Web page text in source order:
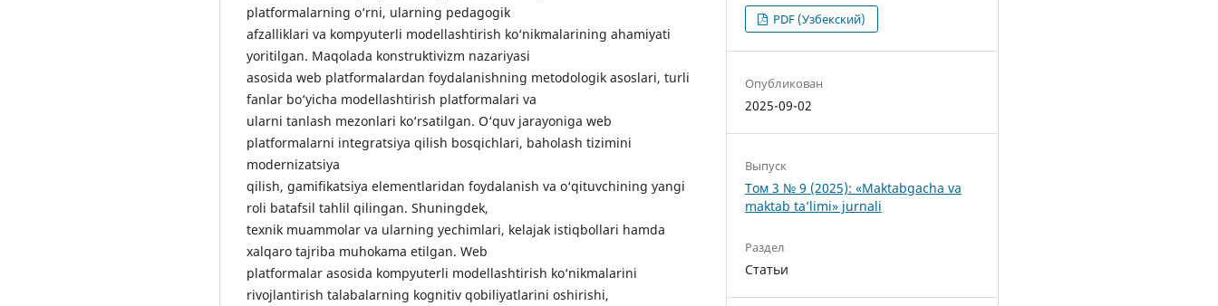
platformalarning o‘rni, ularning pedagogik
afzalliklari va kompyuterli modellashtirish ko‘nikmalarining ahamiyati
yoritilgan. Maqolada konstruktivizm nazariyasi
asosida web platformalardan foydalanishning metodologik asoslari, turli
fanlar bo‘yicha modellashtirish platformalari va
ularni tanlash mezonlari ko‘rsatilgan. O‘quv jarayoniga web
platformalarni integratsiya qilish bosqichlari, baholash tizimini
modernizatsiya
qilish, gamifikatsiya elementlaridan foydalanish va o‘qituvchining yangi
roli batafsil tahlil qilingan. Shuningdek,
texnik muammolar va ularning yechimlari, kelajak istiqbollari hamda
xalqaro tajriba muhokama etilgan. Web
platformalar asosida kompyuterli modellashtirish ko‘nikmalarini
rivojlantirish talabalarning kognitiv qobiliyatlarini oshirishi,
PDF (Узбекский)
Опубликован
2025-09-02
Выпуск
Том 3 № 9 (2025): «Maktabgacha va
maktab ta’limi» jurnali
Раздел
Статьи